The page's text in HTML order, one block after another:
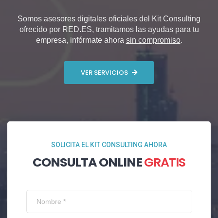
Somos asesores digitales oficiales del Kit Consulting
ofrecido por RED.ES, tramitamos las ayudas para tu
empresa, infórmate ahora sin compromiso.
VER SERVICIOS
SOLICITA EL KIT CONSULTING AHORA
CONSULTA ONLINEGRATIS